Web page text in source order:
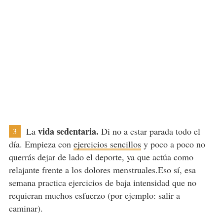
3 Lavida sedentaria. Di no a estar parada todo el
día. Empieza con ejercicios sencillosy poco a poco no
querrás dejar de lado el deporte, ya que actúa como
relajante frente a los dolores menstruales.Eso sí, esa
semana practica ejercicios de baja intensidad que no
requieran muchos esfuerzo (por ejemplo: salir a
caminar).